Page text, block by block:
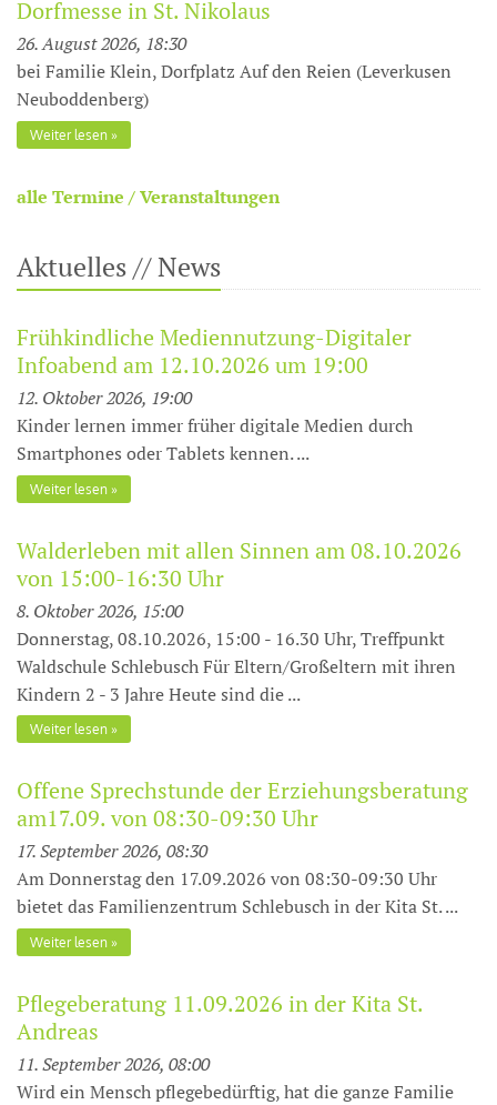
Dorfmesse in St. Nikolaus
26. August 2026, 18:30
bei Familie Klein, Dorfplatz Auf den Reien (Leverkusen
Neuboddenberg)
Weiter lesen
alle Termine / Veranstaltungen
Aktuelles // News
Frühkindliche Mediennutzung-Digitaler
Infoabend am 12.10.2026 um 19:00
12. Oktober 2026, 19:00
Kinder lernen immer früher digitale Medien durch
Smartphones oder Tablets kennen. ...
Weiter lesen
Walderleben mit allen Sinnen am 08.10.2026
von 15:00-16:30 Uhr
8. Oktober 2026, 15:00
Donnerstag, 08.10.2026, 15:00 - 16.30 Uhr, Treffpunkt
Waldschule Schlebusch Für Eltern/Großeltern mit ihren
Kindern 2 - 3 Jahre Heute sind die ...
Weiter lesen
Offene Sprechstunde der Erziehungsberatung
am17.09. von 08:30-09:30 Uhr
17. September 2026, 08:30
Am Donnerstag den 17.09.2026 von 08:30-09:30 Uhr
bietet das Familienzentrum Schlebusch in der Kita St. ...
Weiter lesen
Pflegeberatung 11.09.2026 in der Kita St.
Andreas
11. September 2026, 08:00
Wird ein Mensch pflegebedürftig, hat die ganze Familie